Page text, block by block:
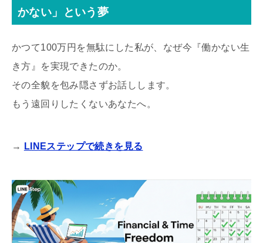
かない」という夢
かつて100万円を無駄にした私が、なぜ今『働かない生
き方』を実現できたのか。
その全貌を包み隠さずお話しします。
もう遠回りしたくないあなたへ。
→ LINEステップで続きを見る